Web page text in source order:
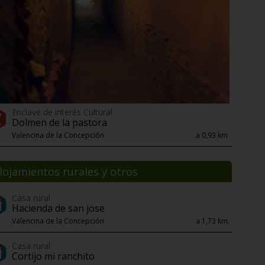
Enclave de interés Cultural
Dolmen de la pastora
Valencina de la Concepción a 0,93 km.
rurales y otros
Casa rural
Hacienda de san jose
Valencina de la Concepción a 1,73 km.
Casa rural
Cortijo mi ranchito